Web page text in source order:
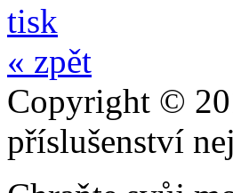
tisk
« zpět
Copyright ©
příslušenství